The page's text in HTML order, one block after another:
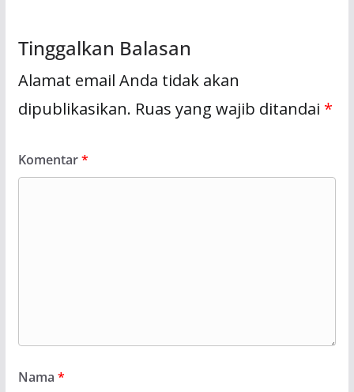
Tinggalkan Balasan
Alamat email Anda tidak akan
dipublikasikan. Ruas yang wajib ditandai *
Komentar*
Nama *